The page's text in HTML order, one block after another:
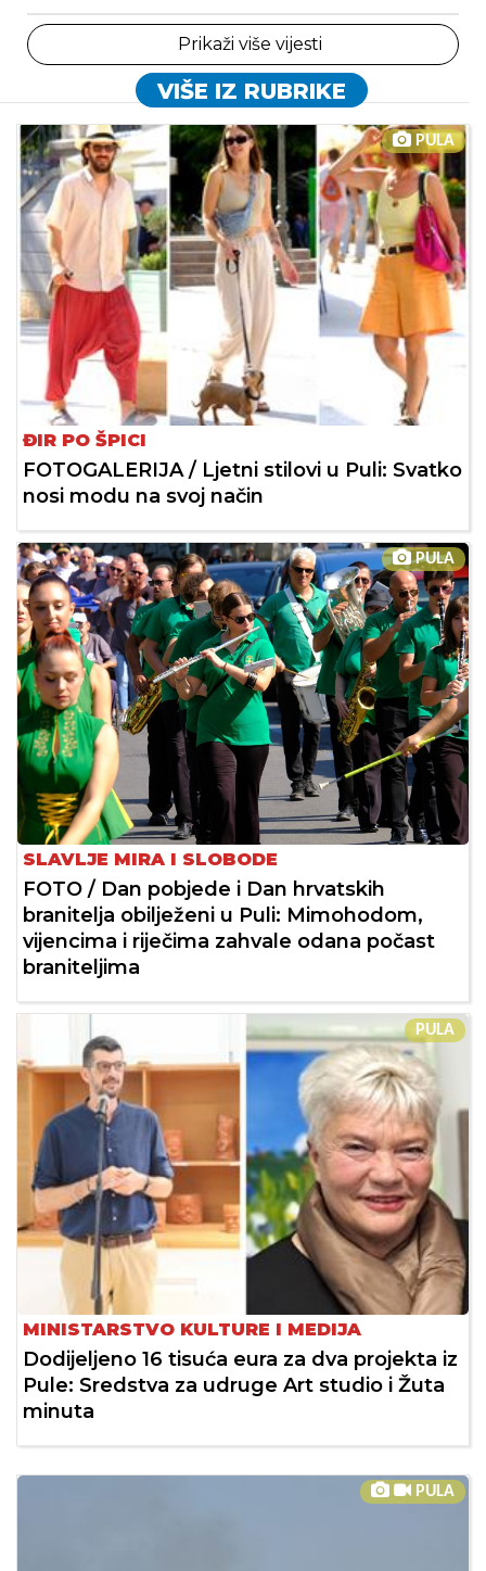
Prikaži više vijesti
VIŠE IZ RUBRIKE
PULA
ĐIR PO ŠPICI
FOTOGALERIJA / Ljetni stilovi u Puli: Svatko
nosi modu na svoj način
PULA
SLAVLJE MIRA I SLOBODE
FOTO / Dan pobjede i Dan hrvatskih
branitelja obilježeni u Puli: Mimohodom,
vijencima i riječima zahvale odana počast
braniteljima
PULA
MINISTARSTVO KULTURE I MEDIJA
Dodijeljeno 16 tisuća eura za dva projekta iz
Pule: Sredstva za udruge Art studio i Žuta
minuta
PULA